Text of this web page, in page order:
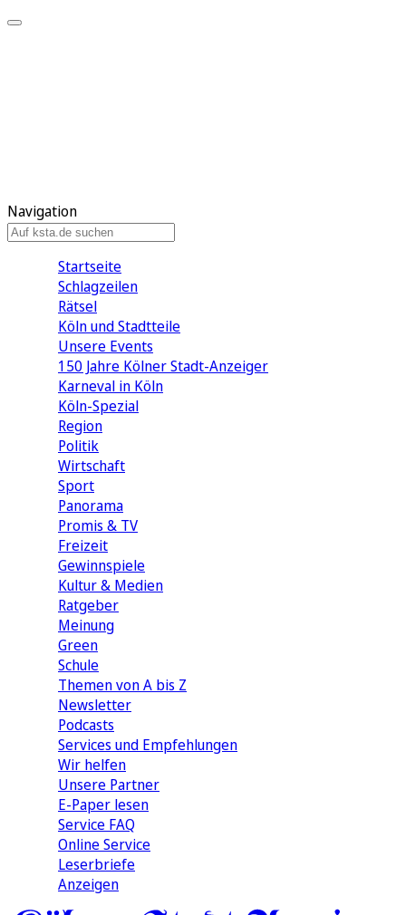
Navigation
Startseite
Schlagzeilen
Rätsel
Köln und Stadtteile
Unsere Events
150 Jahre Kölner Stadt-Anzeiger
Karneval in Köln
Köln-Spezial
Region
Politik
Wirtschaft
Sport
Panorama
Promis & TV
Freizeit
Gewinnspiele
Kultur & Medien
Ratgeber
Meinung
Green
Schule
Themen von A bis Z
Newsletter
Podcasts
Services und Empfehlungen
Wir helfen
Unsere Partner
E-Paper lesen
Service FAQ
Online Service
Leserbriefe
Anzeigen